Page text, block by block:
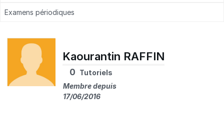
Examens périodiques
Kaourantin RAFFIN
0 Tutoriels
Membre depuis
17/06/2016